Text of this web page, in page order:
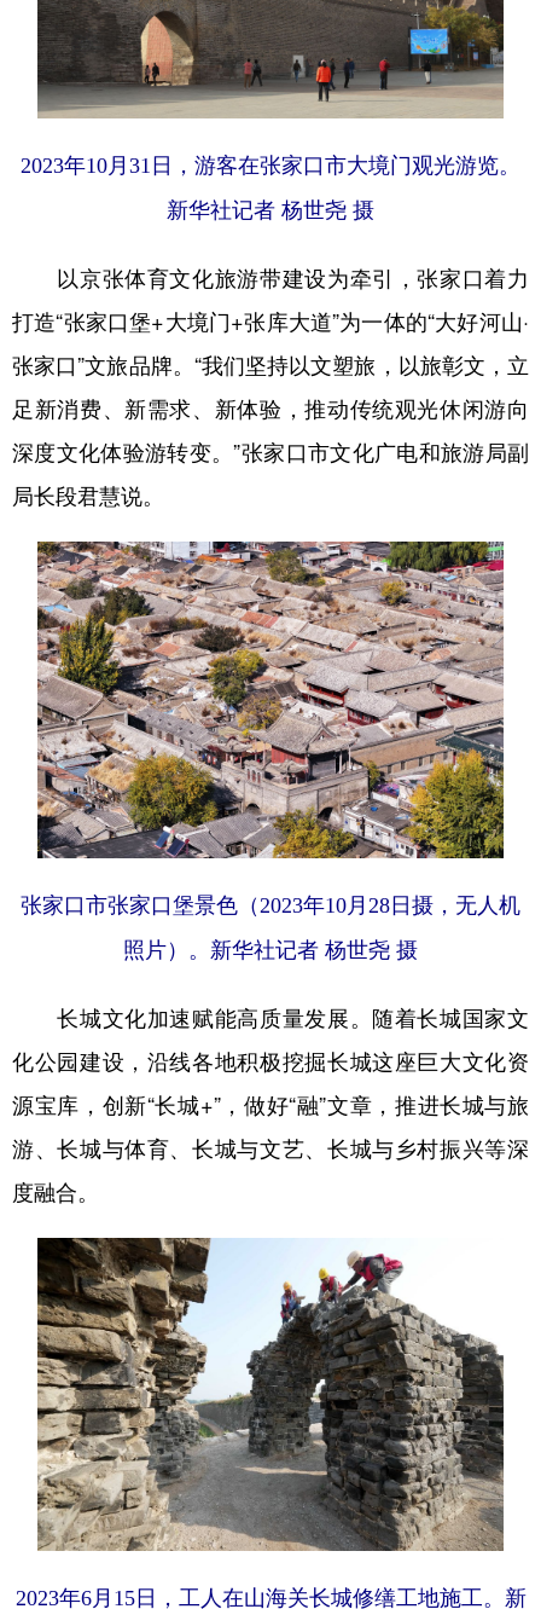
2023年10月31日，游客在张家口市大境门观光游览。
新华社记者 杨世尧 摄
以京张体育文化旅游带建设为牵引，张家口着力
打造“张家口堡+大境门+张库大道”为一体的“大好河山·
张家口”文旅品牌。“我们坚持以文塑旅，以旅彰文，立
足新消费、新需求、新体验，推动传统观光休闲游向
深度文化体验游转变。”张家口市文化广电和旅游局副
局长段君慧说。
张家口市张家口堡景色（2023年10月28日摄，无人机
照片）。新华社记者 杨世尧 摄
长城文化加速赋能高质量发展。随着长城国家文
化公园建设，沿线各地积极挖掘长城这座巨大文化资
源宝库，创新“长城+”，做好“融”文章，推进长城与旅
游、长城与体育、长城与文艺、长城与乡村振兴等深
度融合。
2023年6月15日，工人在山海关长城修缮工地施工。新